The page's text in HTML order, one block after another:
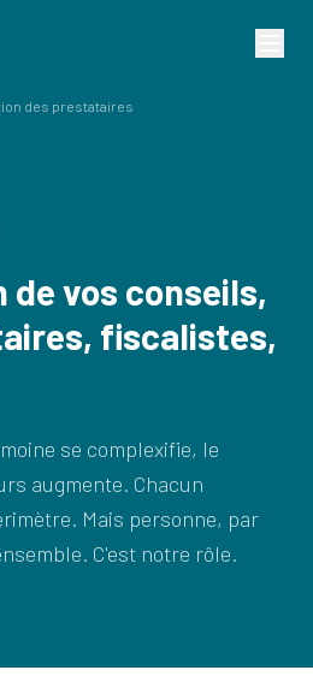
des prestataires
de vos conseils,
fiscalistes,
se complexifie, le
augmente. Chacun
Mais personne, par
C'est notre rôle.